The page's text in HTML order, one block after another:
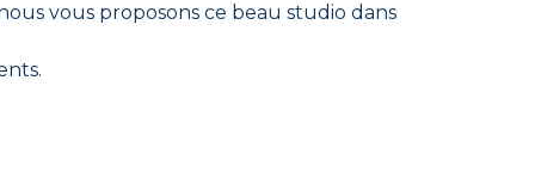
vous proposons ce beau studio dans